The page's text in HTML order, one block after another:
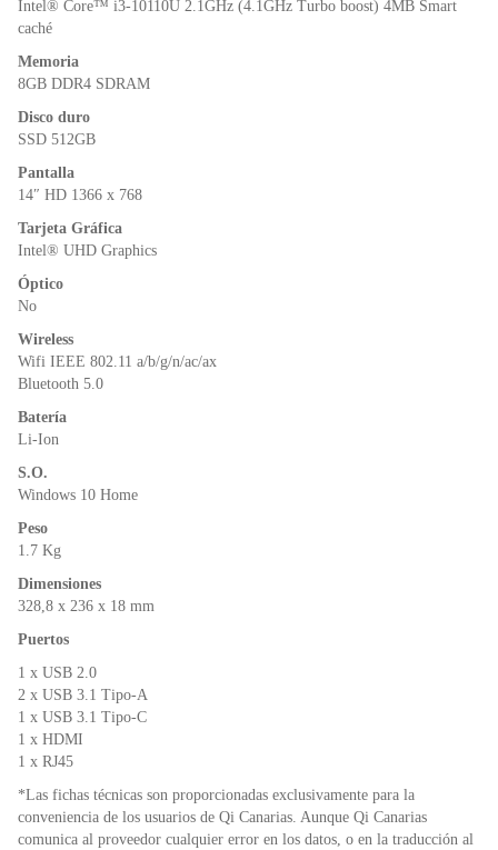
Intel® Core™ i3-10110U 2.1GHz (4.1GHz Turbo boost) 4MB Smart
caché
Memoria
8GB DDR4 SDRAM
Disco duro
SSD 512GB
Pantalla
14″ HD 1366 x 768
Tarjeta Gráfica
Intel® UHD Graphics
Óptico
No
Wireless
Wifi IEEE 802.11 a/b/g/n/ac/ax
Bluetooth 5.0
Batería
Li-Ion
S.O.
Windows 10 Home
Peso
1.7 Kg
Dimensiones
328,8 x 236 x 18 mm
Puertos
1 x USB 2.0
2 x USB 3.1 Tipo-A
1 x USB 3.1 Tipo-C
1 x HDMI
1 x RJ45
*Las fichas técnicas son proporcionadas exclusivamente para la
conveniencia de los usuarios de Qi Canarias. Aunque Qi Canarias
comunica al proveedor cualquier error en los datos, o en la traducción al